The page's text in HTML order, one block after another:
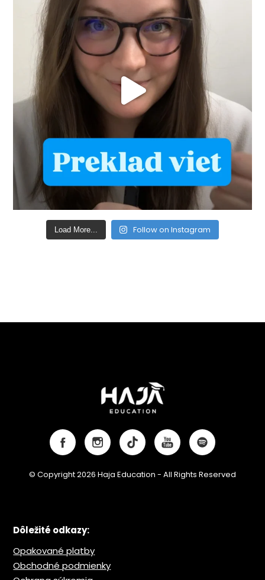
Load More... Follow on Instagram
© Copyright 2026 Haja Education - All Rights Reserved
Dôležité odkazy:
Opakované platby
Obchodné podmienky